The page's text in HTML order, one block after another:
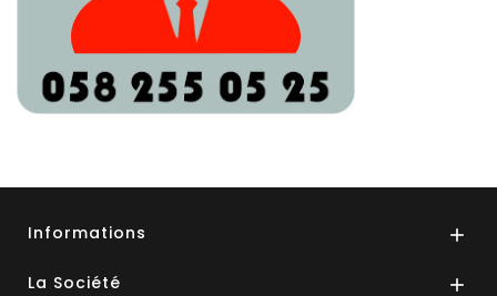
Informations 
La Société 